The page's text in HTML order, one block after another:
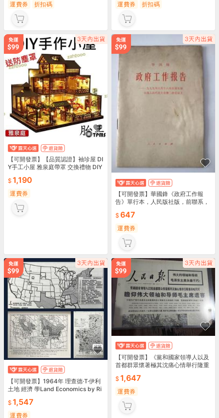
運費券 折扣碼 運費券 折扣碼
【可開發票】【品質認證】袖珍屋 DI
Y手工小屋 雅泉庭帶罩 交換禮物 DIY
【满1,190
運費券
【可開發票】華國鋒《政府工作報
告》單行本，人民版社版，前聯系，
647
運費券
【可開發票】1964年 理查德·T·伊利
土地 經濟 學Land Economics by Ri
1,547
運費券
【可開發票】《黨和國家領導人以及
首都群眾懷著極其沈痛心情舉行隆重
換-62195【满额免運
1,647
運費券